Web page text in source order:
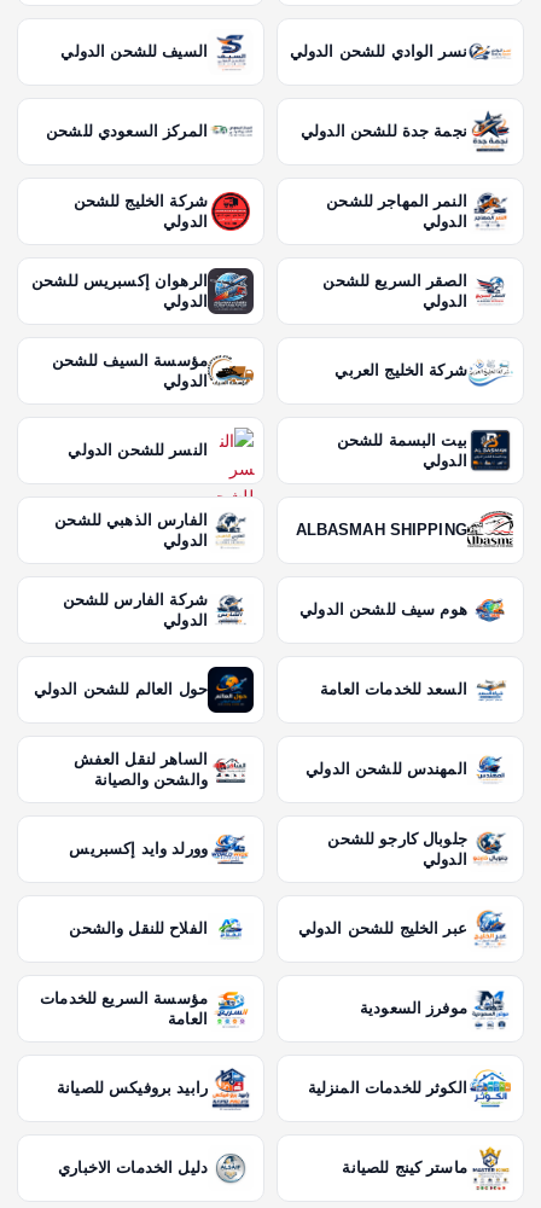
نسر الوادي للشحن الدولي السيف للشحن الدولي
نجمة جدة للشحن الدولي المركز السعودي للشحن
النمر المهاجر للشحن
الدولي
شركة الخليج للشحن
الدولي
الصقر السريع للشحن
الدولي
الرهوان إكسبريس للشحن
الدولي
شركة الخليج العربي
مؤسسة السيف للشحن
الدولي
بيت البسمة للشحن
الدولي
النسر للشحن الدولي
ALBASMAH SHIPPING
الفارس الذهبي للشحن
الدولي
هوم سيف للشحن الدولي
شركة الفارس للشحن
الدولي
السعد للخدمات العامة حول العالم للشحن الدولي
المهندس للشحن الدولي
الساهر لنقل العفش
والشحن والصيانة
جلوبال كارجو للشحن
الدولي
وورلد وايد إكسبريس
عبر الخليج للشحن الدولي الفلاح للنقل والشحن
موفرز السعودية
مؤسسة السريع للخدمات
العامة
الكوثر للخدمات المنزلية رابيد بروفيكس للصيانة
ماستر كينج للصيانة دليل الخدمات الاخباري